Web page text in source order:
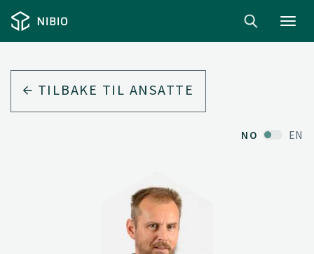
TILBAKE TIL ANSATTE
NO EN